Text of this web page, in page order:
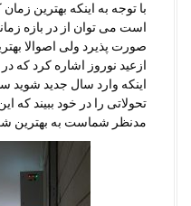
با توجه به اینکه بهترین
است می توان از در بازه
صورت پذیرد ولی اصوالا
ازعید نوروز اشاره کرد که
اینکه وارد سال جدید شوید
تحولاتی را در خود ببیند
مدنظر شماست به بهترین